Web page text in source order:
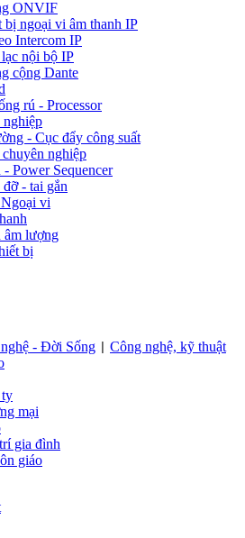
ONVIF
bị ngoại vi âm thanh IP
Intercom IP
nội bộ IP
cộng Dante
rú - Processor
- Cục đẩy công suất
nghiệp
Power Sequencer
- tai gắn
vi
âm lượng
bị
- Đời Sống
Công nghệ, kỹ thuật
ty
mại
gia đình
giáo